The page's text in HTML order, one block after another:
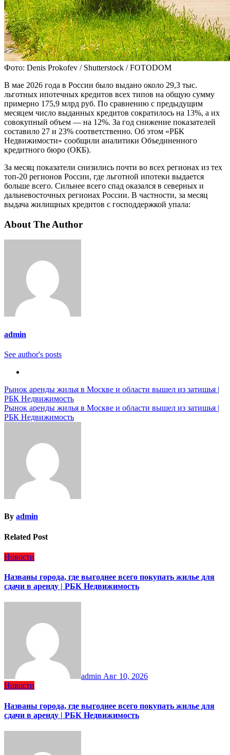
Фото: Denis Prokofev / Shutterstock / FOTODOM
В мае 2026 года в России было выдано около 29,3 тыс.
льготных ипотечных кредитов всех типов на общую сумму
примерно 175,9 млрд руб. По сравнению с предыдущим
месяцем число выданных кредитов сократилось на 13%, а их
совокупный объем — на 12%. За год снижение показателей
составило 27 и 23% соответственно. Об этом «РБК
Недвижимости» сообщили аналитики Объединенного
кредитного бюро (ОКБ).
За месяц показатели снизились почти во всех регионах из тех
топ-20 регионов России, где льготной ипотеки выдается
больше всего. Сильнее всего спад оказался в северных и
дальневосточных регионах России. В частности, за месяц
выдача жилищных кредитов с господдержкой упала:
About The Author
admin
See author's posts
Навигация
по
записям
Рынок аренды жилья в Москве и области вышел из затишья |
РБК Недвижимость
Рынок аренды жилья в Москве и области вышел из затишья |
РБК Недвижимость
By admin
Related Post
Новости
Названы города, где выгоднее всего покупать жилье для
сдачи в аренду | РБК Недвижимость
admin Авг 10, 2026
Новости
Названы города, где выгоднее всего покупать жилье для
сдачи в аренду | РБК Недвижимость